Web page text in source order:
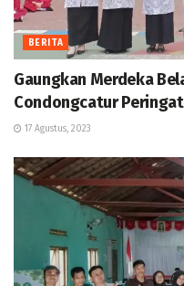
BERITA
Gaungkan Merdeka
Condongcatur
17 Agustus, 2023